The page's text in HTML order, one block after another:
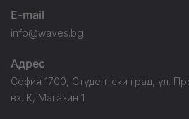
E-mail
info@waves.bg
Адрес
София 1700, Студентски град, ул.
вх. К, Магазин 1